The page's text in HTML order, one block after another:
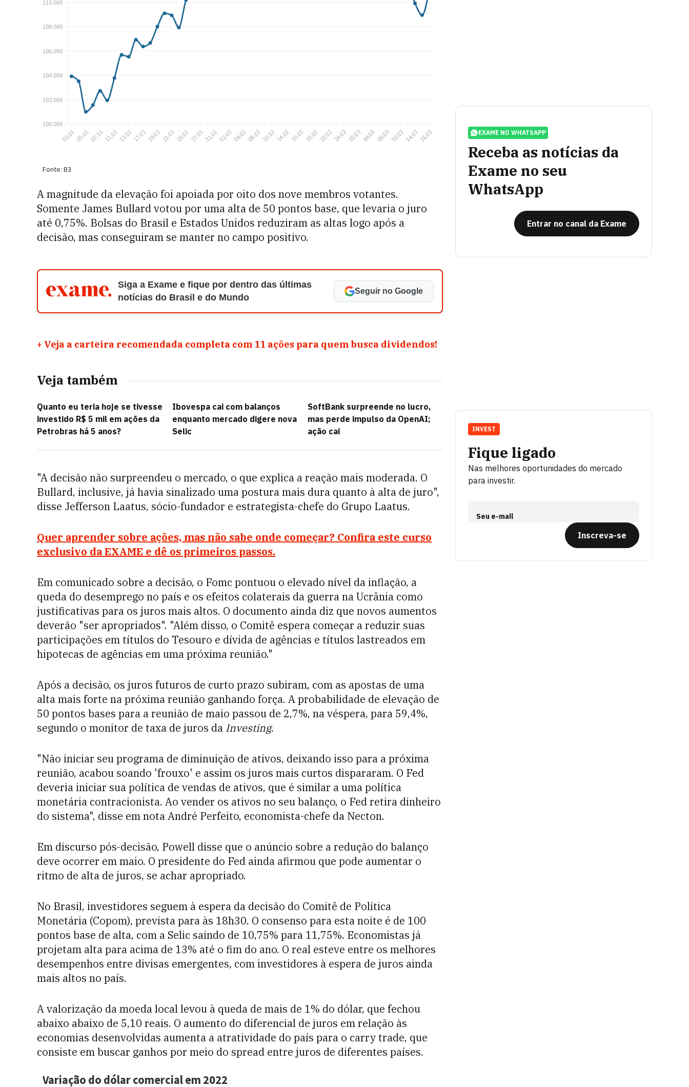
A magnitude da elevação foi apoiada por oito dos nove membros votantes.
Somente James Bullard votou por uma alta de 50 pontos base, que levaria o juro
até 0,75%. Bolsas do Brasil e Estados Unidos reduziram as altas logo após a
decisão, mas conseguiram se manter no campo positivo.
Siga a Exame e fique por dentro das últimas
notícias do Brasil e do Mundo
Seguir no Google
+ Veja a carteira recomendada completa com 11 ações para quem busca dividendos!
Veja também
Quanto eu teria hoje se tivesse
investido R$ 5 mil em ações da
Petrobras há 5 anos?
Ibovespa cai com balanços
enquanto mercado digere nova
Selic
SoftBank surpreende no lucro,
mas perde impulso da OpenAI;
ação cai
"A decisão não surpreendeu o mercado, o que explica a reação mais moderada. O
Bullard, inclusive, já havia sinalizado uma postura mais dura quanto à alta de juro",
disse Jefferson Laatus, sócio-fundador e estrategista-chefe do Grupo Laatus.
Quer aprender sobre ações, mas não sabe onde começar? Confira este curso
exclusivo da EXAME e dê os primeiros passos.
Em comunicado sobre a decisão, o Fomc pontuou o elevado nível da inflação, a
queda do desemprego no país e os efeitos colaterais da guerra na Ucrânia como
justificativas para os juros mais altos. O documento ainda diz que novos aumentos
deverão "ser apropriados". "Além disso, o Comitê espera começar a reduzir suas
participações em títulos do Tesouro e dívida de agências e títulos lastreados em
hipotecas de agências em uma próxima reunião."
Após a decisão, os juros futuros de curto prazo subiram, com as apostas de uma
alta mais forte na próxima reunião ganhando força. A probabilidade de elevação de
50 pontos bases para a reunião de maio passou de 2,7%, na véspera, para 59,4%,
segundo o monitor de taxa de juros da Investing.
"Não iniciar seu programa de diminuição de ativos, deixando isso para a próxima
reunião, acabou soando 'frouxo' e assim os juros mais curtos dispararam. O Fed
deveria iniciar sua política de vendas de ativos, que é similar a uma política
monetária contracionista. Ao vender os ativos no seu balanço, o Fed retira dinheiro
do sistema", disse em nota André Perfeito, economista-chefe da Necton.
Em discurso pós-decisão, Powell disse que o anúncio sobre a redução do balanço
deve ocorrer em maio. O presidente do Fed ainda afirmou que pode aumentar o
ritmo de alta de juros, se achar apropriado.
No Brasil, investidores seguem à espera da decisão do Comitê de Política
Monetária (Copom), prevista para às 18h30. O consenso para esta noite é de 100
pontos base de alta, com a Selic saindo de 10,75% para 11,75%. Economistas já
projetam alta para acima de 13% até o fim do ano. O real esteve entre os melhores
desempenhos entre divisas emergentes, com investidores à espera de juros ainda
mais altos no país.
A valorização da moeda local levou à queda de mais de 1% do dólar, que fechou
abaixo abaixo de 5,10 reais. O aumento do diferencial de juros em relação às
economias desenvolvidas aumenta a atratividade do país para o carry trade, que
consiste em buscar ganhos por meio do spread entre juros de diferentes países.
EXAME NO WHATSAPP
Receba as notícias da
Exame no seu
WhatsApp
Entrar no canal da Exame
Fique ligado
Nas melhores oportunidades do mercado
para investir.
Seu e-mail
Inscreva-se
INVEST